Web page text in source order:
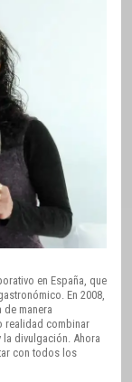
en España, que
En 2008,
manera
realidad combinar
divulgación. Ahora
con todos los